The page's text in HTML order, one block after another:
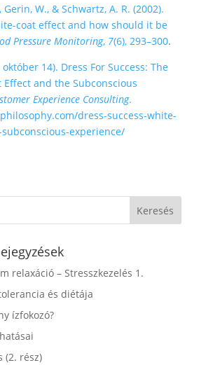
Gerin, W., & Schwartz, A. R. (2002).
coat effect and how should it be
Pressure Monitoring, 7(6), 293–300.
október 14). Dress For Success: The
Effect and the Subconscious
Experience Consulting.
dress-success-white-
experience/
relaxáció – Stresszkezelés 1.
és diétája
ízfokozó?
(2. rész)